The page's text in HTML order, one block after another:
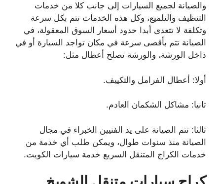
والصيانة لجميع السيارات إلى جانب كلا من خدمات
التنظيف والتلميع، وكل هذه الخدمات تتم بكل سرعة
وتكلفة لا تتعدى أبدا حدود أسعار السوق المعقولة، في
الصيانة تتم بأقصى سرعة في مكان تواجد السيارة أو في
داخل الورشة، والورشة تصلح أعطال مثل:
أولا: أعطال الفرامل والتكييف.
ثانيا: مشاكل الشكمان العادم.
ثالثا: تتم الصيانة على يد الفنيين الخبراء في مجال
الصيانة منذ سنوات طوال، ويمكن طلب أي خدمة من
خدمات الكراج المتنقل السريع خدمة سيارات الكويت.